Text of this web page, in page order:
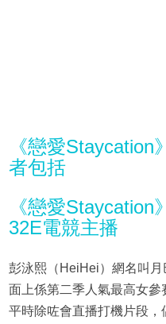
《戀愛
者包括
《戀愛Staycation
32E電競主播
彭泳熙（HeiHei）網名叫
面上係第二季人氣最高女
平時除咗會直播打機片段